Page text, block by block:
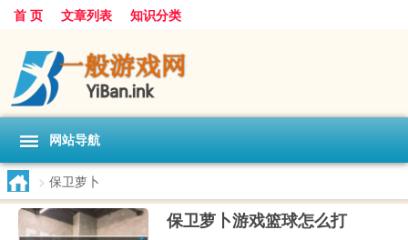
首 页 文章列表 知识分类
网站导航
> 保卫萝卜
保卫萝卜游戏篮球怎么打